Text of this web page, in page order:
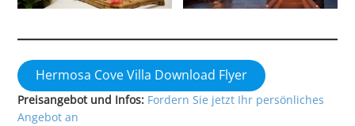
Hermosa Cove Villa Download Flyer
Preisangebot und Infos: Fordern Sie jetzt Ihr persönliches
Angebot an